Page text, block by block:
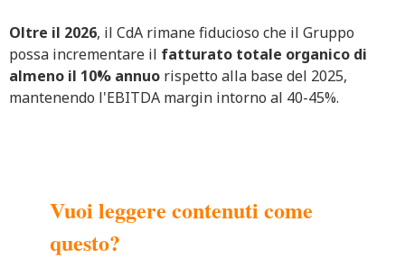
Oltre il 2026, il CdA rimane fiducioso che il Gruppo
possa incrementare il fatturato totale organico di
almeno il 10% annuo rispetto alla base del 2025,
mantenendo l'EBITDA margin intorno al 40-45%.